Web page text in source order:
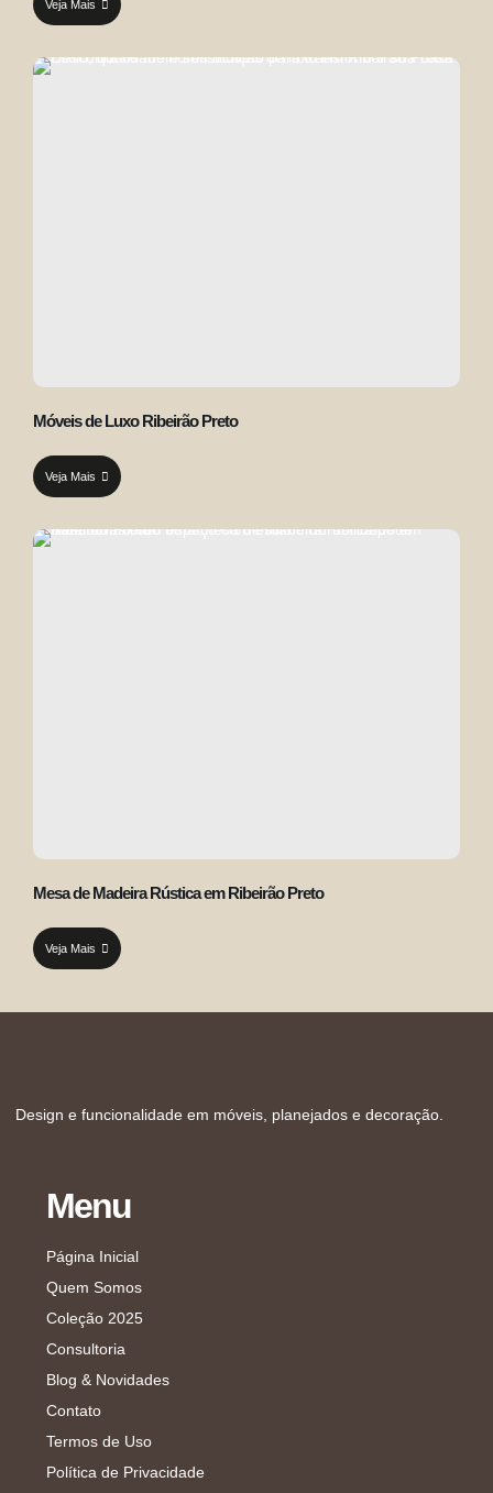
Veja Mais
Móveis de Luxo Ribeirão Preto
Veja Mais
Mesa de Madeira Rústica em Ribeirão Preto
Veja Mais
Design e funcionalidade em móveis, planejados e decoração.
Menu
Página Inicial
Quem Somos
Coleção 2025
Consultoria
Blog & Novidades
Contato
Termos de Uso
Política de Privacidade